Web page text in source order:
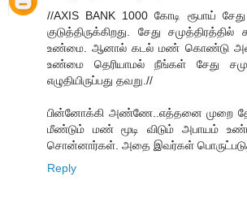
//AXIS BANK 1000 கோடி ரூபாய் சேது
குடுத்திருக்கிறது. சேது
உண்மை. ஆனால் கடல் மண் கொண்டு அதை
உண்மை தெரியாமல் நீங்கள் சேது
எழுதியிருப்பது தவறு.//
பின்னோக்கி அண்ணே..எத்தனை முறை
மீண்டும் மண் மூடி விடும் அபாயம்
சொன்னார்கள். அதை இவர்கள்
Reply